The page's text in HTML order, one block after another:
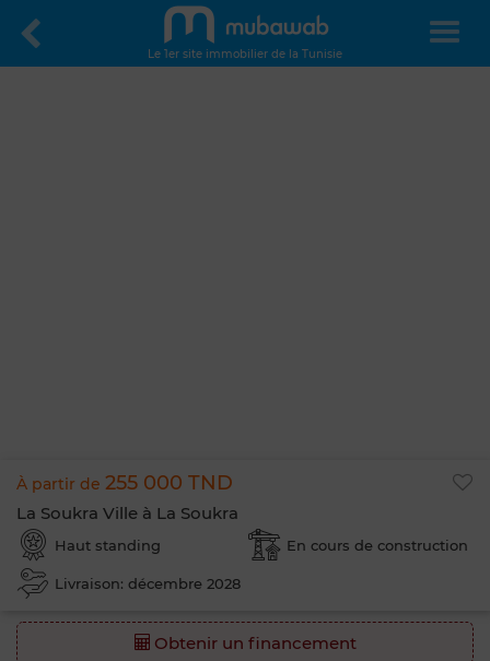
Le 1er site immobilier de la Tunisie
À partir de 255 000 TND
La Soukra Ville à La Soukra
Haut standing En cours de construction
Livraison: décembre 2028
Obtenir un financement